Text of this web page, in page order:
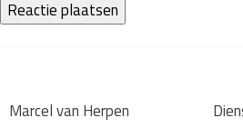
Marcel van Herpen